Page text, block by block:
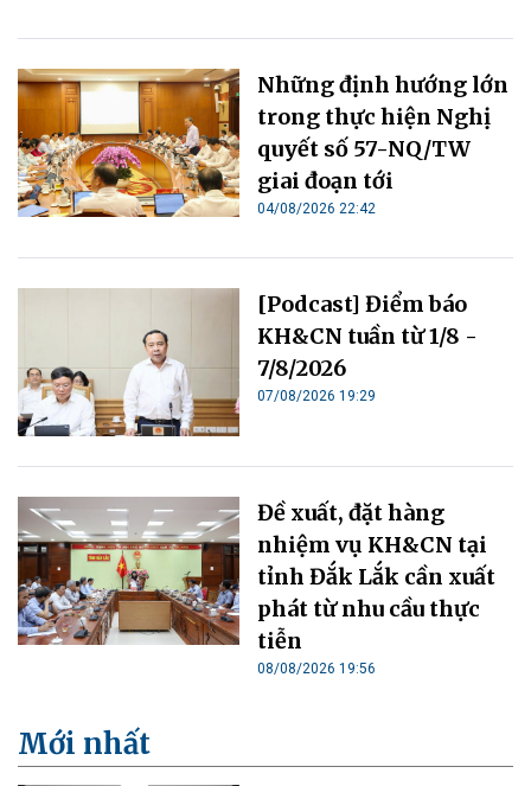
Những định hướng lớn
trong thực hiện Nghị
quyết số 57-NQ/TW
giai đoạn tới
04/08/2026 22:42
[Podcast] Điểm báo
KH&CN tuần từ 1/8 -
7/8/2026
07/08/2026 19:29
Đề xuất, đặt hàng
nhiệm vụ KH&CN tại
tỉnh Đắk Lắk cần xuất
phát từ nhu cầu thực
tiễn
08/08/2026 19:56
Mới nhất